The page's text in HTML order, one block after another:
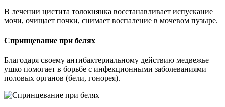
В лечении цистита толокнянка восстанавливает испускание
мочи, очищает почки, снимает воспаление в мочевом пузыре.
Спринцевание при белях
Благодаря своему антибактериальному действию медвежье
ушко помогает в борьбе с инфекционными заболеваниями
половых органов (бели, гонорея).